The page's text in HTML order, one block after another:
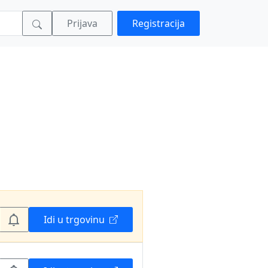
Prijava Registracija
Idi u trgovinu